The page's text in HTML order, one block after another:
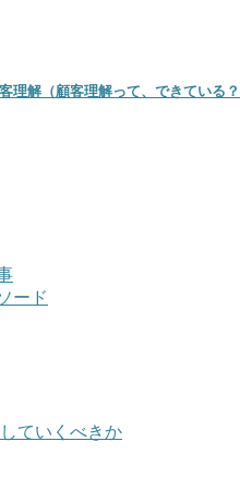
理解（顧客理解って、できている
ード
ていくべきか